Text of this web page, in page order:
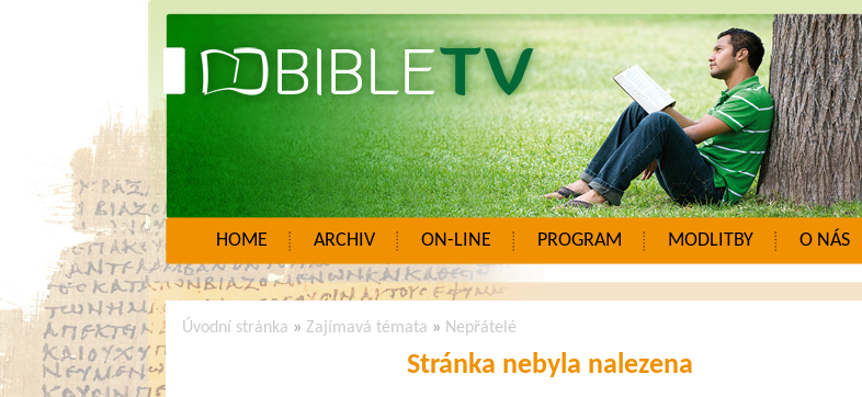
HOME ARCHIV ON-LINE PROGRAM MODLITBY O NÁS
Úvodní stránka » Zajímavá témata » Nepřátelé
Stránka nebyla nalezena